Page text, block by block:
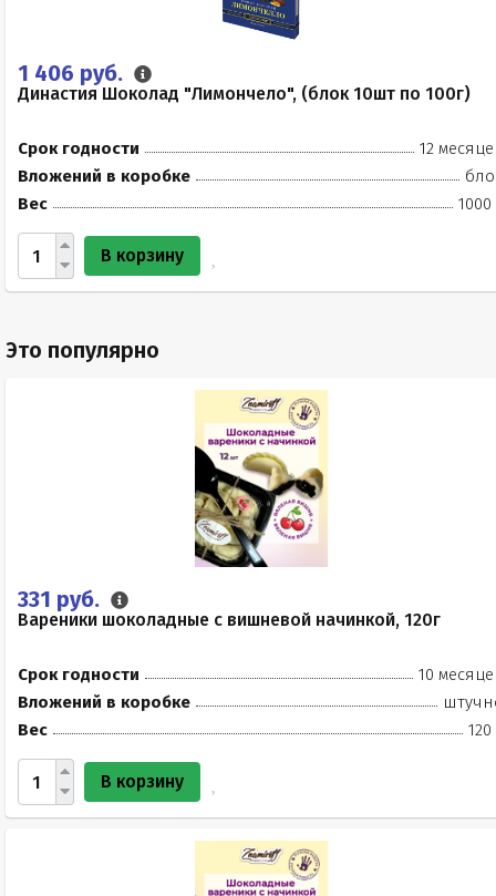
1 406 руб.
Династия Шоколад "Лимончело", (блок 10шт по 100г)
Срок годности
12
Вложений в коробке
Вес
1000
В корзину
Это популярно
331 руб.
Вареники шоколадные с вишневой начинкой, 120г
Срок годности
10
Вложений в коробке
Вес
120
В корзину